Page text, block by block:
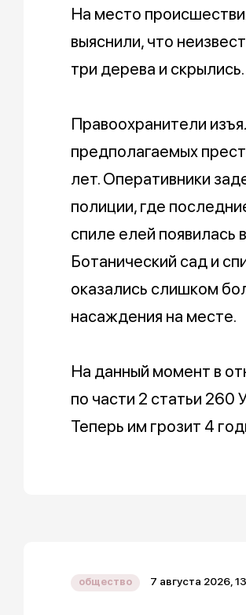
На место
выяснили, что
три дерева и скрылись.
Правоохранители
предполагаемых
лет. Оперативники
полиции, где
спиле елей появилась
Ботанический сад и
оказались слишком
насаждения на месте.
На данный момент в
по части 2 статьи
Теперь им грозит 4
общество 7 августа 2026,